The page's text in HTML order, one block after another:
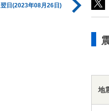
翌日(2023年08月26日)
地